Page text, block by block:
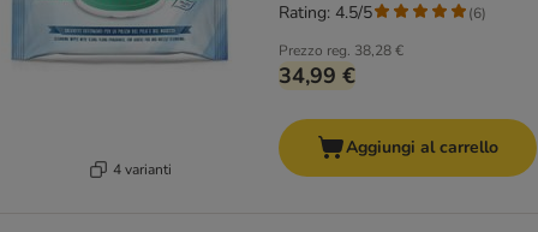
4 varianti
Prezzo reg. 38,28 €
34,99 €
Rating: 4.5/5 (6)
Aggiungi al carrello